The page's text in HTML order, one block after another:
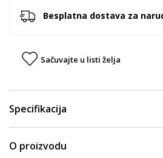
Besplatna dostava za
Sačuvajte u listi želja
Specifikacija
O proizvodu